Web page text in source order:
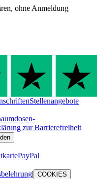
ohne Anmeldung
Stellenangebote
zur Barrierefreiheit
PayPal
| COOKIES